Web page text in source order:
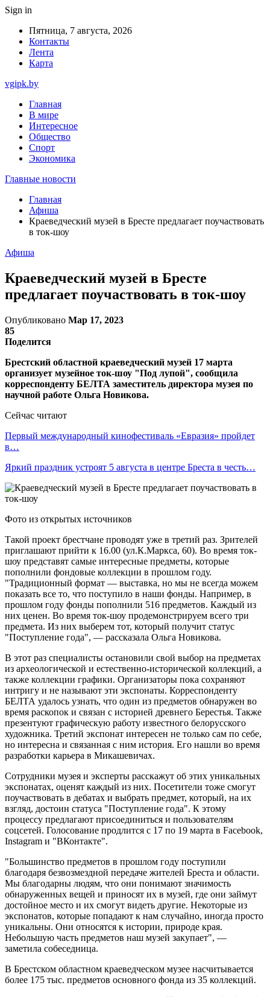
Sign in
Пятница, 7 августа, 2026
Контакты
Лента
Карта
vgipk.by
Главная
В мире
Интересное
Общество
Спорт
Экономика
Главные новости
Главная
Афиша
Краеведческий музей в Бресте предлагает поучаствовать
в ток-шоу
Афиша
Краеведческий музей в Бресте
предлагает поучаствовать в ток-шоу
Опубликовано Мар 17, 2023
85
Поделится
Брестский областной краеведческий музей 17 марта
организует музейное ток-шоу "Под лупой", сообщила
корреспонденту БЕЛТА заместитель директора музея по
научной работе Ольга Новикова.
Сейчас читают
Первый международный кинофестиваль «Евразия» пройдет
в…
Яркий праздник устроят 5 августа в центре Бреста в честь…
Фото из открытых источников
Такой проект брестчане проводят уже в третий раз. Зрителей
приглашают прийти к 16.00 (ул.К.Маркса, 60). Во время ток-
шоу представят самые интересные предметы, которые
пополнили фондовые коллекции в прошлом году.
"Традиционный формат — выставка, но мы не всегда можем
показать все то, что поступило в наши фонды. Например, в
прошлом году фонды пополнили 516 предметов. Каждый из
них ценен. Во время ток-шоу продемонстрируем всего три
предмета. Из них выберем тот, который получит статус
"Поступление года", — рассказала Ольга Новикова.
В этот раз специалисты остановили свой выбор на предметах
из археологической и естественно-исторической коллекций, а
также коллекции графики. Организаторы пока сохраняют
интригу и не называют эти экспонаты. Корреспонденту
БЕЛТА удалось узнать, что один из предметов обнаружен во
время раскопок и связан с историей древнего Берестья. Также
презентуют графическую работу известного белорусского
художника. Третий экспонат интересен не только сам по себе,
но интересна и связанная с ним история. Его нашли во время
разработки карьера в Микашевичах.
Сотрудники музея и эксперты расскажут об этих уникальных
экспонатах, оценят каждый из них. Посетители тоже смогут
поучаствовать в дебатах и выбрать предмет, который, на их
взгляд, достоин статуса "Поступление года". К этому
процессу предлагают присоединиться и пользователям
соцсетей. Голосование продлится с 17 по 19 марта в Facebook,
Instagram и "ВКонтакте".
"Большинство предметов в прошлом году поступили
благодаря безвозмездной передаче жителей Бреста и области.
Мы благодарны людям, что они понимают значимость
обнаруженных вещей и приносят их в музей, где они займут
достойное место и их смогут видеть другие. Некоторые из
экспонатов, которые попадают к нам случайно, иногда просто
уникальны. Они относятся к истории, природе края.
Небольшую часть предметов наш музей закупает", —
заметила собеседница.
В Брестском областном краеведческом музее насчитывается
более 175 тыс. предметов основного фонда из 35 коллекций.